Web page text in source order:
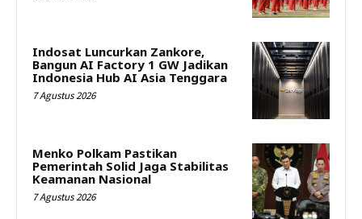
Indosat Luncurkan Zankore,
Bangun AI Factory 1 GW Jadikan
Indonesia Hub AI Asia Tenggara
7 Agustus 2026
Menko Polkam Pastikan
Pemerintah Solid Jaga Stabilitas
Keamanan Nasional
7 Agustus 2026